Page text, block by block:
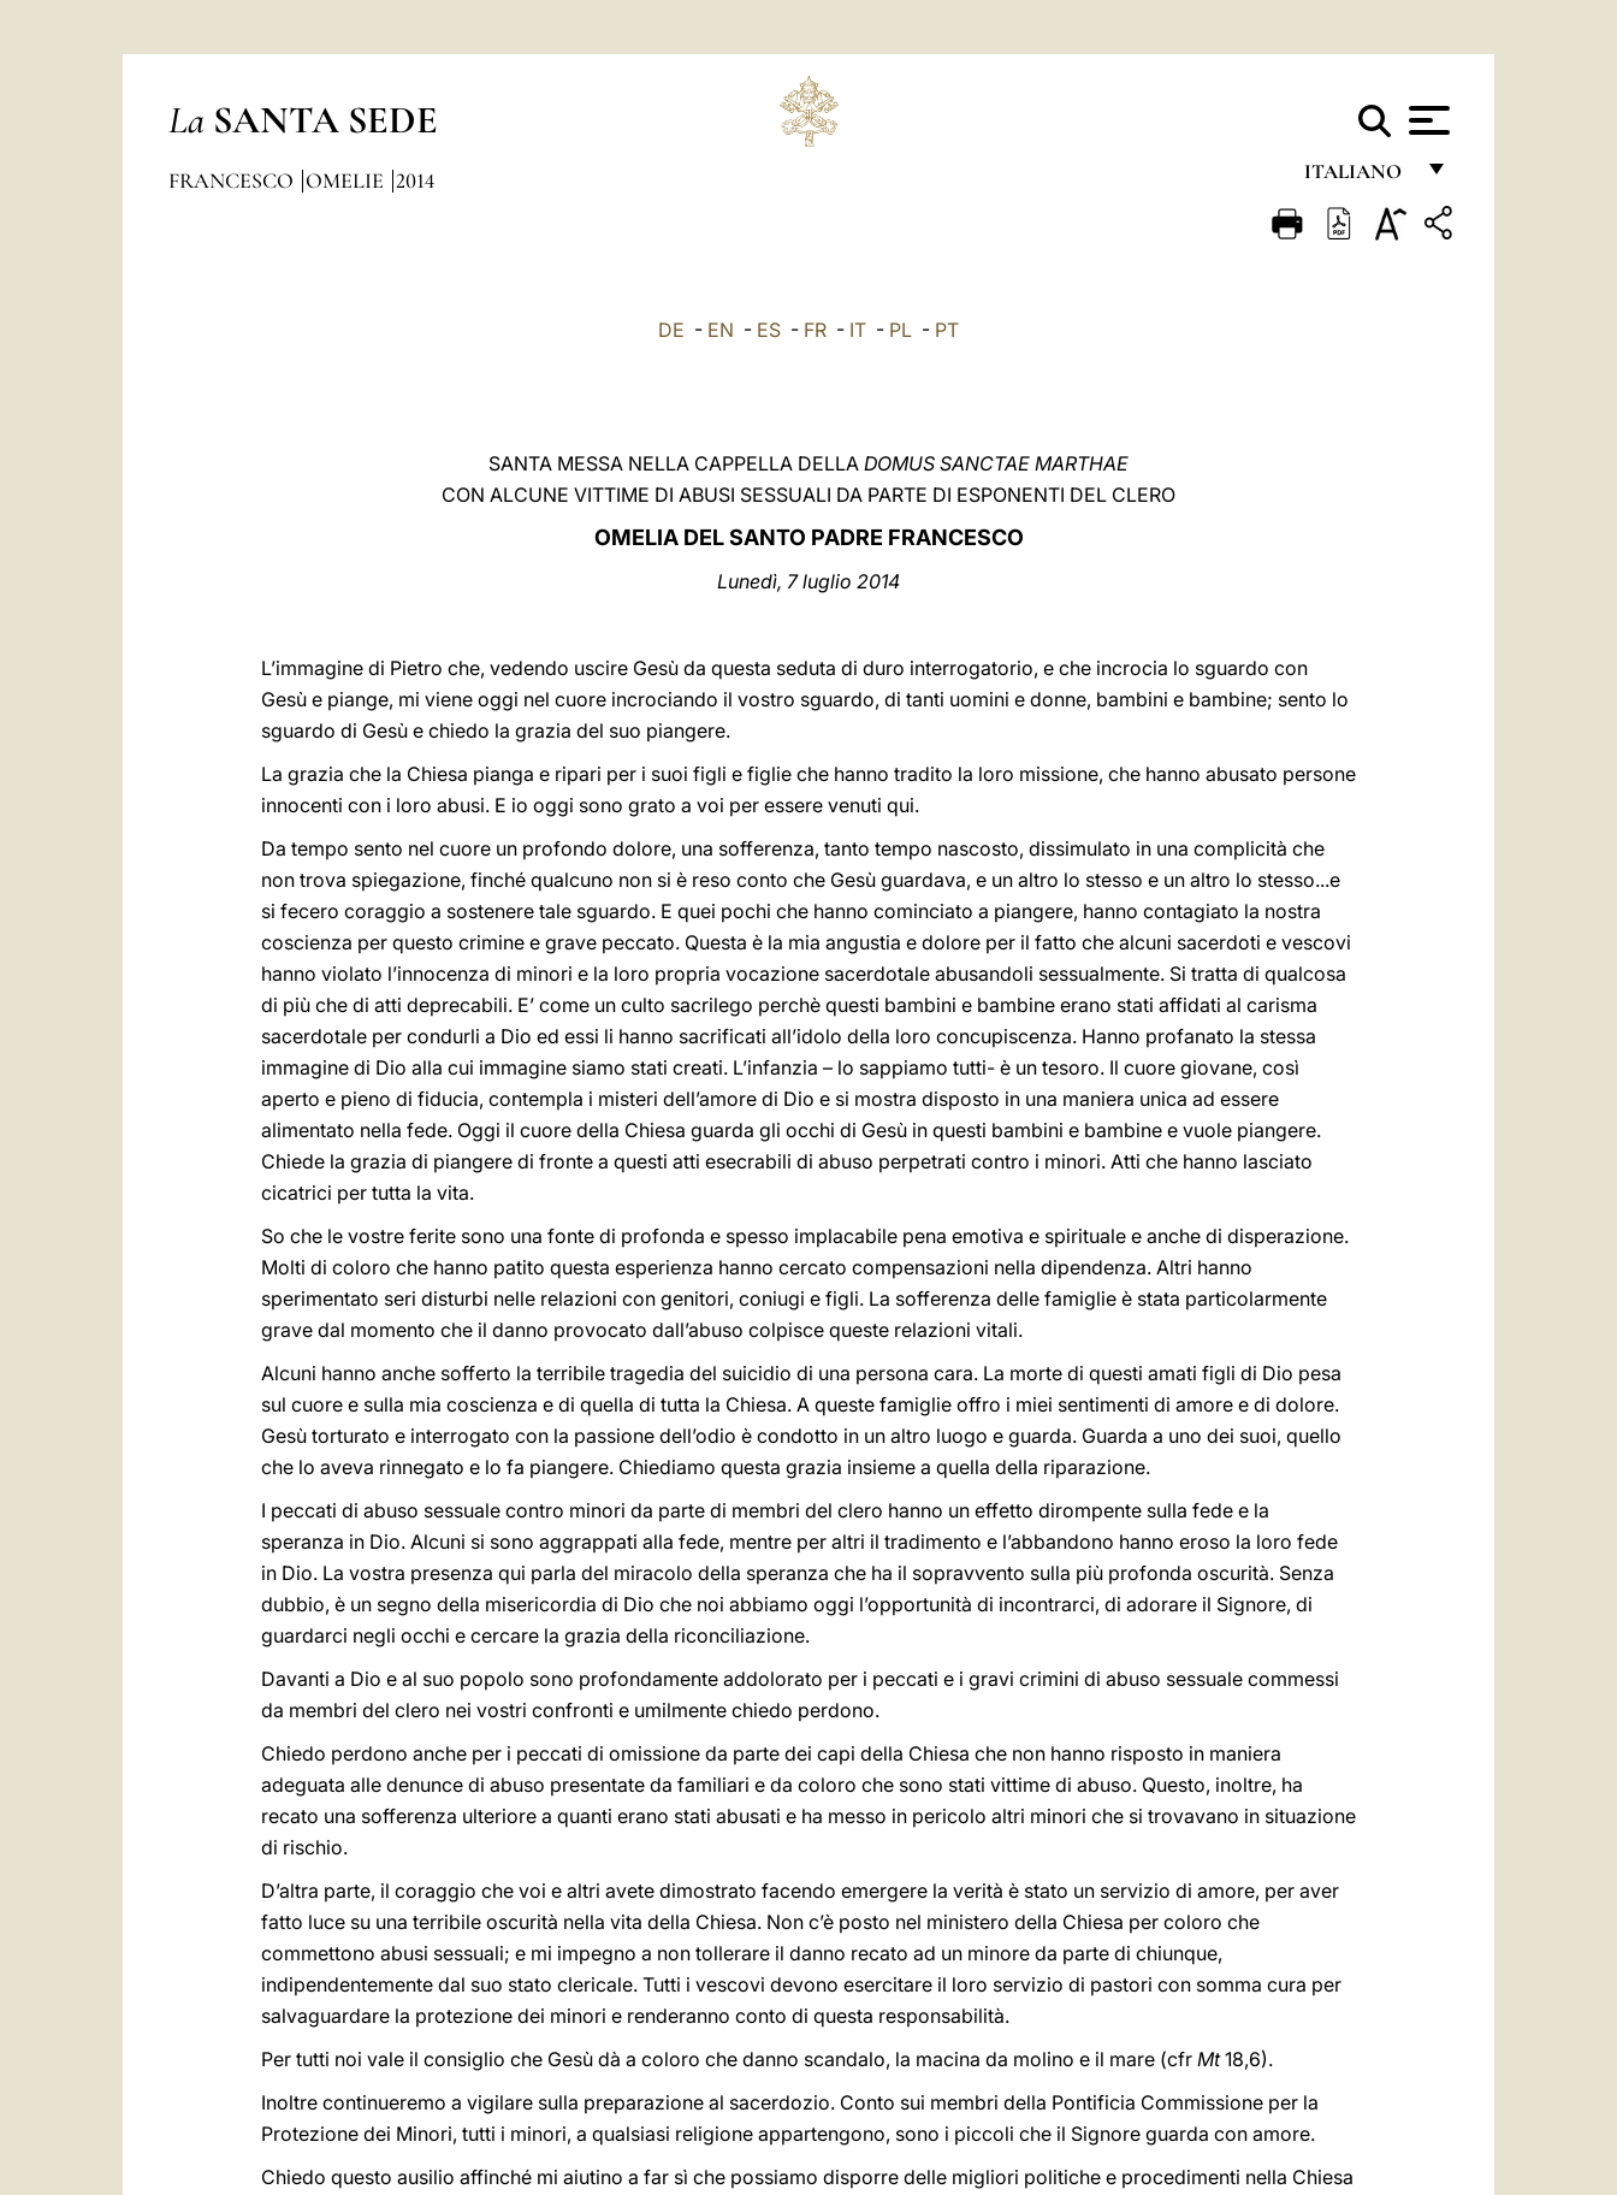
La SANTA SEDE
ITALIANO
FRANÇAIS
FRANCESCO OMELIE 2014
DE - EN - ES - FR - IT - PL - PT
SANTA MESSA NELLA CAPPELLA DELLA DOMUS SANCTAE MARTHAE
CON ALCUNE VITTIME DI ABUSI SESSUALI DA PARTE DI ESPONENTI DEL CLERO
OMELIA DEL SANTO PADRE FRANCESCO
Lunedì, 7 luglio 2014
L’immagine di Pietro che, vedendo uscire Gesù da questa seduta di duro interrogatorio, e che incrocia lo sguardo con
Gesù e piange, mi viene oggi nel cuore incrociando il vostro sguardo, di tanti uomini e donne, bambini e bambine; sento lo
sguardo di Gesù e chiedo la grazia del suo piangere.
La grazia che la Chiesa pianga e ripari per i suoi figli e figlie che hanno tradito la loro missione, che hanno abusato persone
innocenti con i loro abusi. E io oggi sono grato a voi per essere venuti qui.
Da tempo sento nel cuore un profondo dolore, una sofferenza, tanto tempo nascosto, dissimulato in una complicità che
non trova spiegazione, finché qualcuno non si è reso conto che Gesù guardava, e un altro lo stesso e un altro lo stesso...e
si fecero coraggio a sostenere tale sguardo. E quei pochi che hanno cominciato a piangere, hanno contagiato la nostra
coscienza per questo crimine e grave peccato. Questa è la mia angustia e dolore per il fatto che alcuni sacerdoti e vescovi
hanno violato l’innocenza di minori e la loro propria vocazione sacerdotale abusandoli sessualmente. Si tratta di qualcosa
di più che di atti deprecabili. E’ come un culto sacrilego perchè questi bambini e bambine erano stati affidati al carisma
sacerdotale per condurli a Dio ed essi li hanno sacrificati all’idolo della loro concupiscenza. Hanno profanato la stessa
immagine di Dio alla cui immagine siamo stati creati. L’infanzia – lo sappiamo tutti- è un tesoro. Il cuore giovane, così
aperto e pieno di fiducia, contempla i misteri dell’amore di Dio e si mostra disposto in una maniera unica ad essere
alimentato nella fede. Oggi il cuore della Chiesa guarda gli occhi di Gesù in questi bambini e bambine e vuole piangere.
Chiede la grazia di piangere di fronte a questi atti esecrabili di abuso perpetrati contro i minori. Atti che hanno lasciato
cicatrici per tutta la vita.
So che le vostre ferite sono una fonte di profonda e spesso implacabile pena emotiva e spirituale e anche di disperazione.
Molti di coloro che hanno patito questa esperienza hanno cercato compensazioni nella dipendenza. Altri hanno
sperimentato seri disturbi nelle relazioni con genitori, coniugi e figli. La sofferenza delle famiglie è stata particolarmente
grave dal momento che il danno provocato dall’abuso colpisce queste relazioni vitali.
Alcuni hanno anche sofferto la terribile tragedia del suicidio di una persona cara. La morte di questi amati figli di Dio pesa
sul cuore e sulla mia coscienza e di quella di tutta la Chiesa. A queste famiglie offro i miei sentimenti di amore e di dolore.
Gesù torturato e interrogato con la passione dell’odio è condotto in un altro luogo e guarda. Guarda a uno dei suoi, quello
che lo aveva rinnegato e lo fa piangere. Chiediamo questa grazia insieme a quella della riparazione.
I peccati di abuso sessuale contro minori da parte di membri del clero hanno un effetto dirompente sulla fede e la
speranza in Dio. Alcuni si sono aggrappati alla fede, mentre per altri il tradimento e l’abbandono hanno eroso la loro fede
in Dio. La vostra presenza qui parla del miracolo della speranza che ha il sopravvento sulla più profonda oscurità. Senza
dubbio, è un segno della misericordia di Dio che noi abbiamo oggi l’opportunità di incontrarci, di adorare il Signore, di
guardarci negli occhi e cercare la grazia della riconciliazione.
Davanti a Dio e al suo popolo sono profondamente addolorato per i peccati e i gravi crimini di abuso sessuale commessi
da membri del clero nei vostri confronti e umilmente chiedo perdono.
Chiedo perdono anche per i peccati di omissione da parte dei capi della Chiesa che non hanno risposto in maniera
adeguata alle denunce di abuso presentate da familiari e da coloro che sono stati vittime di abuso. Questo, inoltre, ha
recato una sofferenza ulteriore a quanti erano stati abusati e ha messo in pericolo altri minori che si trovavano in situazione
di rischio.
D’altra parte, il coraggio che voi e altri avete dimostrato facendo emergere la verità è stato un servizio di amore, per aver
fatto luce su una terribile oscurità nella vita della Chiesa. Non c’è posto nel ministero della Chiesa per coloro che
commettono abusi sessuali; e mi impegno a non tollerare il danno recato ad un minore da parte di chiunque,
indipendentemente dal suo stato clericale. Tutti i vescovi devono esercitare il loro servizio di pastori con somma cura per
salvaguardare la protezione dei minori e renderanno conto di questa responsabilità.
Per tutti noi vale il consiglio che Gesù dà a coloro che danno scandalo, la macina da molino e il mare (cfr Mt18,6).
Inoltre continueremo a vigilare sulla preparazione al sacerdozio. Conto sui membri della Pontificia Commissione per la
Protezione dei Minori, tutti i minori, a qualsiasi religione appartengono, sono i piccoli che il Signore guarda con amore.
Chiedo questo ausilio affinché mi aiutino a far sì che possiamo disporre delle migliori politiche e procedimenti nella Chiesa